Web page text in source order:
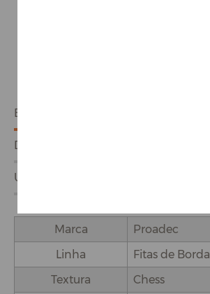
ESPECIFICAÇÕES
DETALHES DO PRODUTO
USO E APLICAÇÕES
Marca
Proadec
Linha
Fitas de Borda
Textura
Chess